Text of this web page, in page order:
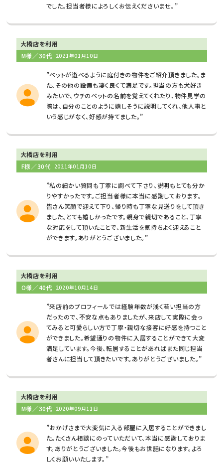
でした。担当者様によろしくお伝えくださいませ。”
大橋店を利用
M様／30代 2021年01月10日
”ペットが遊べるように庭付きの物件をご紹介頂きました。ま
た、その他の設備も凄く良くて満足です。担当の方も犬好き
みたいで、ウチのペットの名前を覚えてくれたり、物件見学の
際は、自分のことのように嬉しそうに説明してくれ、他人事と
いう感じがなく、好感が持てました。”
大橋店を利用
F様／30代 2021年01月10日
”私の細かい質問も丁寧に調べて下さり、説明もとても分か
りやすかったです。ご担当者様に本当に感謝しております。
皆さん笑顔で迎えて下り、帰り時も丁寧な見送りをして頂き
ました。とても嬉しかったです。親身で親切であること、丁寧
な対応をして頂いたことで、新生活を気持ちよく迎えること
ができます。ありがとうございました。”
大橋店を利用
O様／40代 2020年10月14日
”来店前のプロフィールでは経験年数が浅く若い担当の方
だったので、不安な点もありましたが、来店して実際に会っ
てみると可愛らしい方で丁寧・親切な接客に好感を持つこと
ができました。希望通りの物件に入居することができて大変
満足しています。今後、転居することがあればまた同じ担当
者さんに担当して頂きたいです。ありがとうございました。”
大橋店を利用
M様／30代 2020年09月11日
”おかげさまで大変気に入る部屋に入居することができまし
た。たくさん相談にのっていただいて、本当に感謝しておりま
す。ありがとうございました。今後もお世話になります。よろ
しくお願いいたします。”